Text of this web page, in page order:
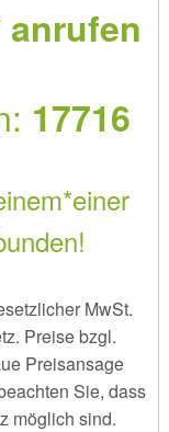
anrufen
17716
MwSt.
Preise bzgl.
Preisansage
Sie, dass
möglich sind.